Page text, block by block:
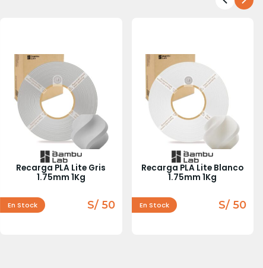
Recarga PLA Lite Gris
1.75mm 1Kg
En Stock S/ 50
Recarga PLA Lite Blanco
1.75mm 1Kg
En Stock S/ 50